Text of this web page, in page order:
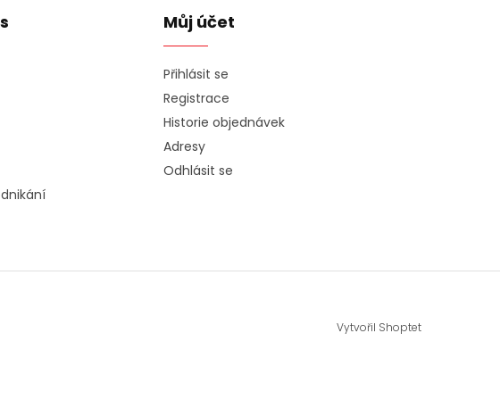
Můj účet
Přihlásit se
Registrace
Historie objednávek
Adresy
Odhlásit se
Vytvořil Shoptet